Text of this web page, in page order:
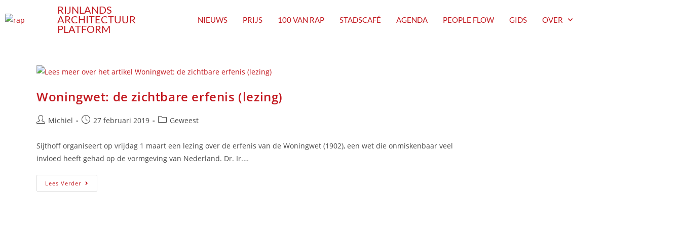
RIJNLANDS
ARCHITECTUUR
PLATFORM
NIEUWS PRIJS 100 VAN RAP STADSCAFÉ AGENDA PEOPLE FLOW GIDS OVER
Woningwet: de zichtbare erfenis (lezing)
Michiel 27 februari 2019 Geweest
Sijthoff organiseert op vrijdag 1 maart een lezing over de erfenis van de Woningwet (1902), een wet die onmiskenbaar veel
invloed heeft gehad op de vormgeving van Nederland. Dr. Ir.…
Lees Verder